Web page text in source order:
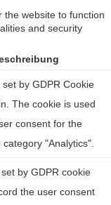
the website to function
and security
by GDPR Cookie
The cookie is used
consent for the
"Analytics".
by GDPR cookie
the user consent